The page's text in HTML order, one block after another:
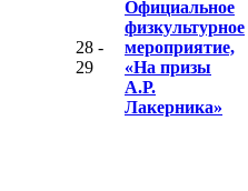
28 -
29
Официальное
физкультурное
мероприятие,
«На призы
А.Р.
Лакерника»